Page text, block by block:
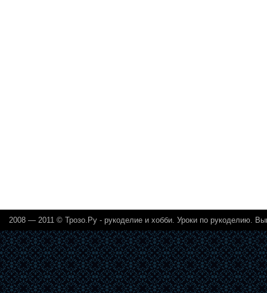
2008 — 2011 © Трозо.Ру - рукоделие и хобби. Уроки по рукоделию.